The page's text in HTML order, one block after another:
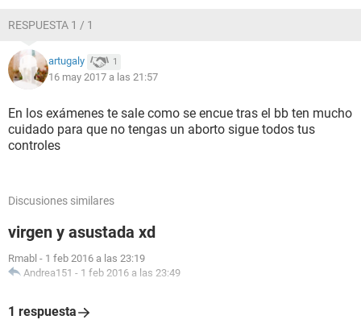
RESPUESTA 1 / 1
artugaly 1
16 may 2017 a las 21:57
En los exámenes te sale como se encue tras el bb ten mucho
cuidado para que no tengas un aborto sigue todos tus
controles
Discusiones similares
virgen y asustada xd
Rmabl - 1 feb 2016 a las 23:19
Andrea151 - 1 feb 2016 a las 23:49
1 respuesta